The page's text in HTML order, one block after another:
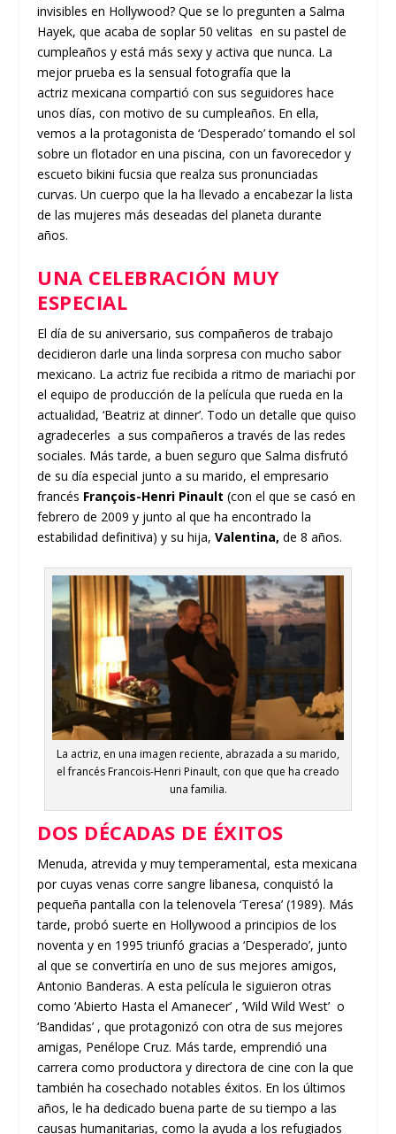
invisibles en Hollywood? Que se lo pregunten a Salma
Hayek,que acaba de soplar 50 velitas en su pastel de
cumpleaños y está más sexy y activa que nunca. La
mejor prueba es la sensual fotografía que la
actrizmexicana compartió con sus seguidores hace
unos días, con motivo de su cumpleaños. En ella,
vemos a la protagonista de ‘Desperado’ tomando el sol
sobre un flotador en una piscina, con un favorecedor y
escueto bikini fucsia que realza sus pronunciadas
curvas. Un cuerpo que la ha llevado a encabezar la lista
de las mujeres más deseadas del planeta durante
años.
UNA CELEBRACIÓN MUY
ESPECIAL
El día de su aniversario, sus compañeros de trabajo
decidieron darle una linda sorpresa con mucho sabor
mexicano. La actriz fue recibida a ritmo de mariachi por
el equipo de producción de la película que rueda en la
actualidad, ‘Beatriz at dinner’. Todo un detalle que quiso
agradecerles a sus compañeros a través de las redes
sociales. Más tarde, a buen seguro que Salma disfrutó
de su día especial junto a su marido, el empresario
francés François-Henri Pinault(con el que se casó en
febrero de 2009 y junto al que ha encontrado la
estabilidad definitiva) y su hija,Valentina,de 8 años.
La actriz, en una imagen reciente, abrazada a su marido,
el francés Francois-Henri Pinault, con que que ha creado
una familia.
DOS DÉCADAS DE ÉXITOS
Menuda, atrevida y muy temperamental, esta mexicana
por cuyas venas corre sangre libanesa, conquistó la
pequeña pantalla con la telenovela ‘Teresa’ (1989). Más
tarde, probó suerte en Hollywood a principios de los
noventa y en 1995 triunfó gracias a ‘Desperado’, junto
al que se convertiría en uno de sus mejores amigos,
Antonio Banderas. A esta película le siguieron otras
como ‘Abierto Hasta el Amanecer’ , ‘Wild Wild West’ o
‘Bandidas’ , que protagonizó con otra de sus mejores
amigas, Penélope Cruz. Más tarde, emprendió una
carrera como productora y directora de cine con la que
también ha cosechado notables éxitos. En los últimos
años, le ha dedicado buena parte de su tiempo a las
causas humanitarias, como la ayuda a los refugiados